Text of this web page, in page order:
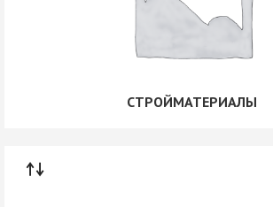
СТРОЙМАТЕРИАЛЫ